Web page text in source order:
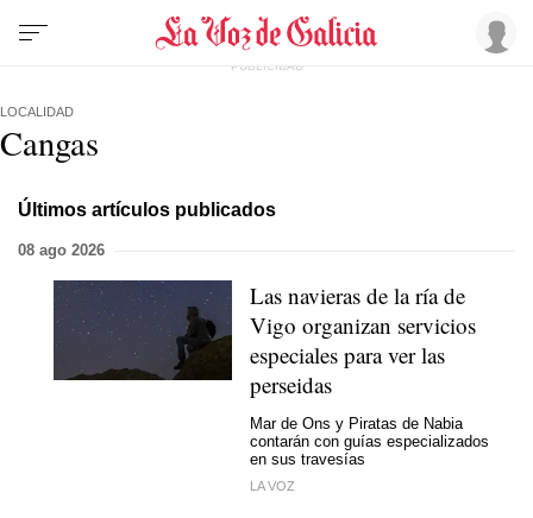
LOCALIDAD
Cangas
Últimos artículos publicados
08 ago 2026
Las navieras de la ría de
Vigo organizan servicios
especiales para ver las
perseidas
Mar de Ons y Piratas de Nabia
contarán con guías especializados
en sus travesías
LA VOZ